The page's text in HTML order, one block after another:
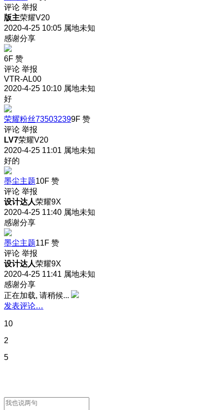
评论 举报
版主荣耀V20
2020-4-25 10:05 属地未知
感谢分享
6F 赞
评论 举报
VTR-AL00
2020-4-25 10:10 属地未知
好
荣耀粉丝735032399F 赞
评论 举报
LV7荣耀V20
2020-4-25 11:01 属地未知
好的
墨尘主题10F 赞
评论 举报
设计达人荣耀9X
2020-4-25 11:40 属地未知
感谢分享
墨尘主题11F 赞
评论 举报
设计达人荣耀9X
2020-4-25 11:41 属地未知
感谢分享
正在加载, 请稍候...
发表评论…
10
2
5